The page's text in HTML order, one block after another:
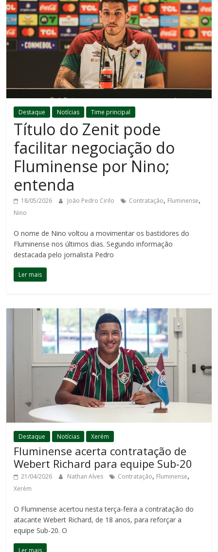
Destaque Notícias Time principal
Título do Zenit pode
facilitar negociação do
Fluminense por Nino;
entenda
18/05/2026 João Pedro Cirilo Contratação, Fluminense,
Nino
O nome de Nino voltou a movimentar os bastidores do
Fluminense nos últimos dias. Segundo informação
destacada pelo jornalista Pedro
Ler mais
Destaque Notícias Xerém
Fluminense acerta contratação de
Webert Richard para equipe Sub-20
21/04/2026 Nathan Alves Contratação, Fluminense,
Xerém
O Fluminense acertou nesta terça-feira a contratação do
atacante Webert Richard, de 18 anos, para reforçar a
equipe Sub-20. O
Ler mais